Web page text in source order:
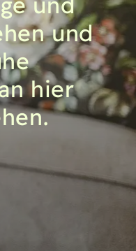
und
hier